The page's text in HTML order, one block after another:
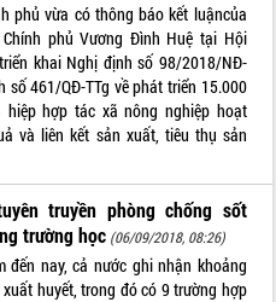
phủ vừa có thông báo kết luậncủa
phủ Vương Đình Huệ tại Hội
khai Nghị định số 98/2018/NĐ-
số 461/QĐ-TTg về phát triển 15.000
hiệp hợp tác xã nông nghiệp hoạt
và liên kết sản xuất, tiêu thụ sản
truyền phòng chống sốt
trường học (06/09/2018, 08:26)
đến nay, cả nước ghi nhận khoảng
huyết, trong đó có 9 trường hợp